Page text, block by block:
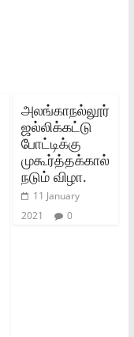
அலங்காநல்லூர்
ஜல்லிக்கட்டு
போட்டிக்கு
முகூர்த்தக்கால்
நடும் விழா.
11 January
2021
0